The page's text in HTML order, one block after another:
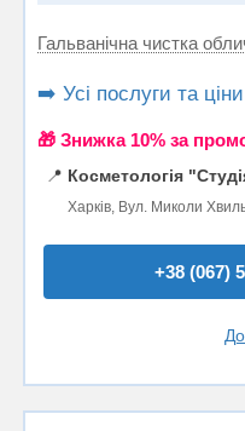
Гальванічна чистка
➡️ Усі послуги та
🎁 Знижка 10% за
📍 Косметологія
Харків, Вул. Миколи
+38 (067)